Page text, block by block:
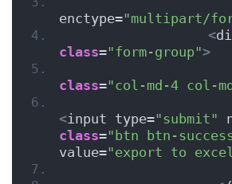
enctype="multipart/
<
class="form-group">
class="col-md-4 col-
<input type="submit"
class="btn btn-
value="export to